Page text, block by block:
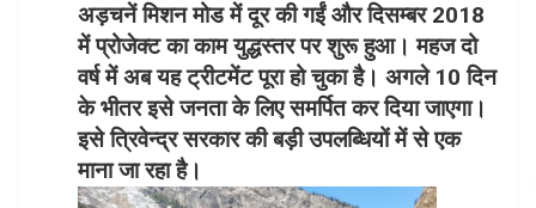
अड़चनें मिशन मोड में दूर की गईं और दिसम्बर 2018
में प्रोजेक्ट का काम युद्धस्तर पर शुरू हुआ। महज दो
वर्ष में अब यह ट्रीटमेंट पूरा हो चुका है। अगले 10 दिन
के भीतर इसे जनता के लिए समर्पित कर दिया जाएगा।
इसे त्रिवेन्द्र सरकार की बड़ी उपलब्धियों में से एक
माना जा रहा है।